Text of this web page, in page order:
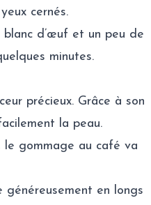
cernés.
d’œuf et un peu de
minutes.
précieux. Grâce à son
la peau.
gommage au café va
généreusement en longs